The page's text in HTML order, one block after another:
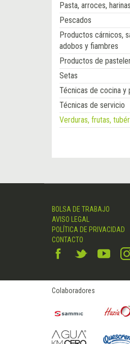
Pasta, arroces,
Pescados
Productos cárnicos,
adobos y fiambres
Productos de
Setas
Técnicas de cocina y
Técnicas de servicio
Verduras, frutas,
BOLSA DE TRABAJO
AVISO LEGAL
POLÍTICA DE PRIVACIDAD
CONTACTO
Colaboradores